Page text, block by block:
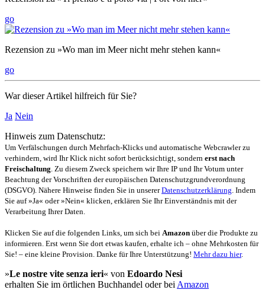
go
Rezension zu »Wo man im Meer nicht mehr stehen kann«
go
War dieser Artikel hilfreich für Sie?
Ja Nein
Hinweis zum Datenschutz:
Um Verfälschungen durch Mehrfach-Klicks und automatische Webcrawler zu
verhindern, wird Ihr Klick nicht sofort berücksichtigt, sondern erst nach
Freischaltung . Zu diesem Zweck speichern wir Ihre IP und Ihr Votum unter
Beachtung der Vorschriften der europäischen Datenschutzgrundverordnung
(DSGVO). Nähere Hinweise finden Sie in unsererDatenschutzerklärung . Indem
Sie auf »Ja« oder »Nein« klicken, erklären Sie Ihr Einverständnis mit der
Verarbeitung Ihrer Daten.
Klicken Sie auf die folgenden Links, um sich bei Amazon über die Produkte zu
informieren. Erst wenn Sie dort etwas kaufen, erhalte ich – ohne Mehrkosten für
Sie! – eine kleine Provision. Danke für Ihre Unterstützung! Mehr dazu hier.
»Le nostre vite senza ieri« von Edoardo Nesi
erhalten Sie im örtlichen Buchhandel oder bei Amazon